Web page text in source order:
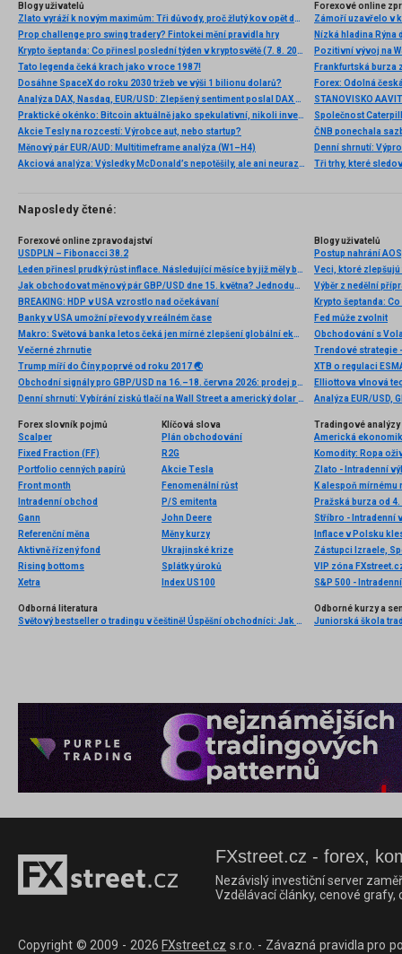
Blogy uživatelů
Zlato vyráží k novým maximům: Tři důvody, proč žlutý kov opět dominuje
Prop challenge pro swing tradery? Fintokei mění pravidla hry
Krypto šeptanda: Co přinesl poslední týden v kryptosvětě (7. 8. 2026)
Tato legenda čeká krach jako v roce 1987!
Dosáhne SpaceX do roku 2030 tržeb ve výši 1 bilionu dolarů?
Analýza DAX, Nasdaq, EUR/USD: Zlepšený sentiment poslal DAX na nová maxima
Praktické okénko: Bitcoin aktuálně jako spekulativní, nikoli investiční aktivum
Akcie Tesly na rozcestí: Výrobce aut, nebo startup?
Měnový pár EUR/AUD: Multitimeframe analýza (W1–H4)
Akciová analýza: Výsledky McDonald’s nepotěšily, ale ani neurazily. Jakou vizi společnost prezentovala?
Forexové online
Nízká hladina
Pozitivní vývoj na
Frankfurtská burza
Denní shrnutí:
Tři trhy, které
Naposledy čtené:
Forexové online zpravodajství
USDPLN – Fibonacci 38.2
Leden přinesl prudký růst inflace. Následující měsíce by již měly být lepší
Jak obchodovat měnový pár GBP/USD dne 15. května? Jednoduché tipy a obchodní analýza pro začátečníky
BREAKING: HDP v USA vzrostlo nad očekávaní
Banky v USA umožní převody v reálném čase
Makro: Světová banka letos čeká jen mírné zlepšení globální ekonomiky
Večerné zhrnutie
Trump míří do Číny poprvé od roku 2017 🌏
Obchodní signály pro GBP/USD na 16.–18. června 2026: prodej pod 1,3440 (200 EMA – 4/8 Murray)
Denní shrnutí: Vybírání zisků tlačí na Wall Street a americký dolar roste
Blogy uživatelů
Veci, ktoré
Fed může zvolnit
Obchodování s
Trendové strategie
XTB o regulaci
Forex slovník pojmů
Scalper
Fixed Fraction (FF)
Portfolio cenných papírů
Front month
Intradenní obchod
Gann
Referenční měna
Aktivně řízený fond
Rising bottoms
Xetra
Klíčová slova
Plán obchodování
R2G
Akcie Tesla
Fenomenální růst
P/S emitenta
John Deere
Měny kurzy
Ukrajinské krize
Splátky úroků
Index US100
Tradingové analýzy
Americká
Zlato - Intradenní
Stříbro - Intradenní
Inflace v Polsku
S&P 500 -
Odborná literatura
Světový bestseller o tradingu v češtině! Úspěšní obchodníci: Jak běžní lidé porážejí Wall Street v jeho vlastní hře
Odborné kurzy a
Juniorská škola
FXstreet.cz - forex,
Nezávislý investiční server
Vzdělávací články, cenové
Copyright © 2009 - 2026 FXstreet.cz s.r.o. - Závazná pravidla pro